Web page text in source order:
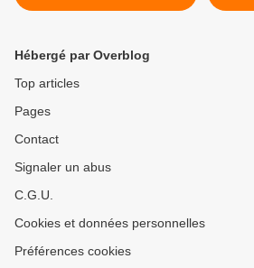
praliné
Hébergé par Overblog
Top articles
Pages
Contact
Signaler un abus
C.G.U.
Cookies et données personnelles
Préférences cookies